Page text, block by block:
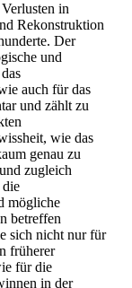
in
Rekonstruktion
Der
und
auch für das
und zählt zu
wie das
genau zu
zugleich
die
mögliche
betreffen
sich nicht nur für
früherer
für die
in der